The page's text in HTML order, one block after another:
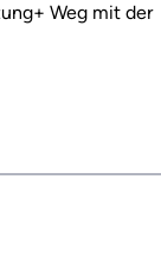
Weg mit der